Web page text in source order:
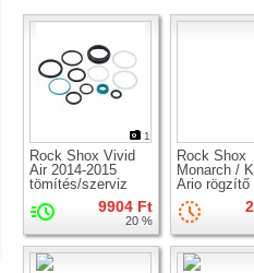
1
Rock Shox Vivid
Air 2014-2015
tömítés/szerviz
9904 Ft
20 %
Rock Shox
Monarch /
Ario rögzítő
persely